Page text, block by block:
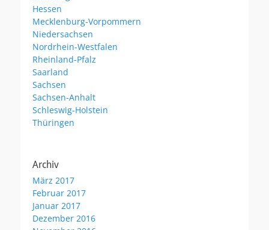
Hessen
Mecklenburg-Vorpommern
Niedersachsen
Nordrhein-Westfalen
Rheinland-Pfalz
Saarland
Sachsen
Sachsen-Anhalt
Schleswig-Holstein
Thüringen
Archiv
März 2017
Februar 2017
Januar 2017
Dezember 2016